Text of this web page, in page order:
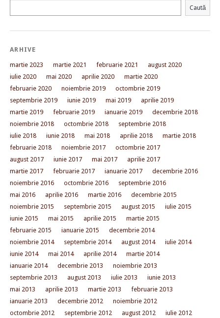
Caută
ARHIVE
martie 2023 martie 2021 februarie 2021
august 2020
iulie 2020
mai 2020 aprilie 2020
martie 2020
februarie 2020
noiembrie 2019
octombrie 2019
septembrie 2019
iunie 2019 mai 2019
aprilie 2019
martie 2019
februarie 2019 ianuarie 2019
decembrie 2018
noiembrie 2018
octombrie 2018
septembrie 2018
iulie 2018
iunie 2018 mai 2018 aprilie 2018
martie 2018
februarie 2018
noiembrie 2017
octombrie 2017
august 2017
iunie 2017 mai 2017
aprilie 2017
martie 2017
februarie 2017 ianuarie 2017
decembrie 2016
noiembrie 2016
octombrie 2016
septembrie 2016
mai 2016
aprilie 2016 martie 2016
decembrie 2015
noiembrie 2015
septembrie 2015 august 2015
iulie 2015
iunie 2015
mai 2015 aprilie 2015
martie 2015
februarie 2015
ianuarie 2015
decembrie 2014
noiembrie 2014
septembrie 2014 august 2014
iulie 2014
iunie 2014
mai 2014 aprilie 2014
martie 2014
ianuarie 2014
decembrie 2013
noiembrie 2013
septembrie 2013
august 2013 iulie 2013
iunie 2013
mai 2013
aprilie 2013 martie 2013
februarie 2013
ianuarie 2013
decembrie 2012
noiembrie 2012
octombrie 2012
septembrie 2012 august 2012
iulie 2012